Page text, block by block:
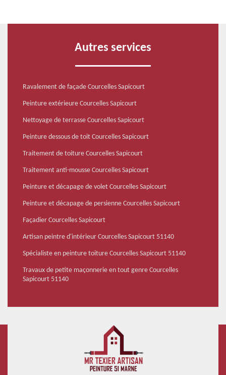
Autres services
Ravalement de façade Courcelles Sapicourt
Peinture extérieure Courcelles Sapicourt
Nettoyage de terrasse Courcelles Sapicourt
Peinture dessous de toit Courcelles Sapicourt
Traitement de toiture Courcelles Sapicourt
Traitement anti-mousse Courcelles Sapicourt
Peinture et décapage de volet Courcelles Sapicourt
Peinture et décapage de persienne Courcelles Sapicourt
Façadier Courcelles Sapicourt
Artisan peintre d'intérieur Courcelles Sapicourt 51140
Spécialiste en peinture toiture Courcelles Sapicourt 51140
Travaux de petite maçonnerie en tout genre Courcelles
Sapicourt 51140